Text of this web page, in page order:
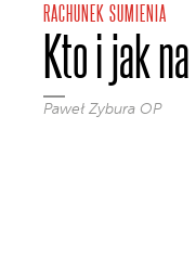
RACHUNEK SUMIENIA
Kto i jak
Paweł Zybura OP